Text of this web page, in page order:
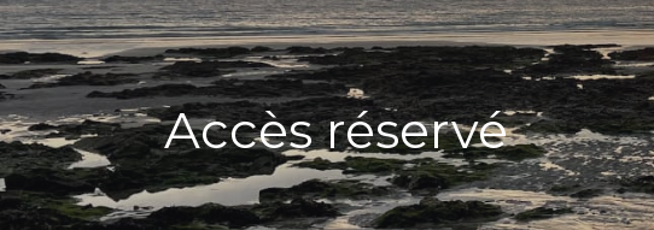
Accès réservé